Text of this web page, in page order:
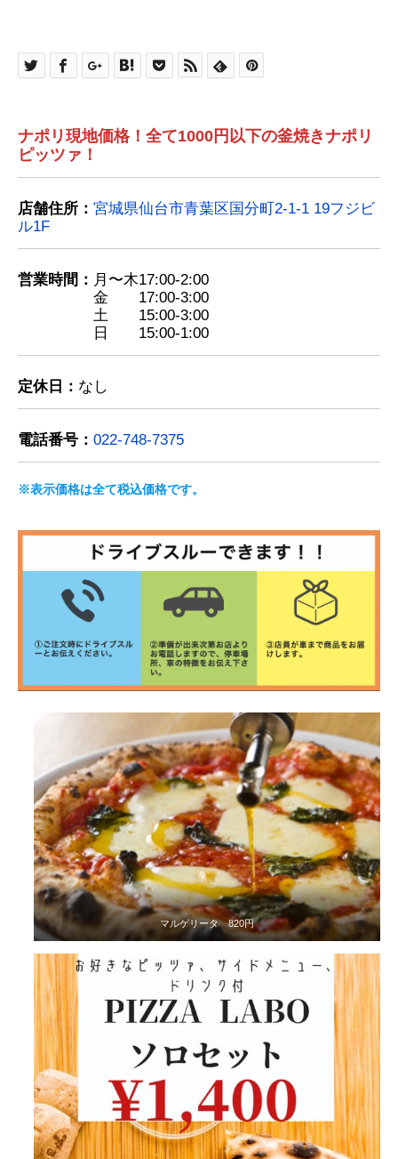
ナポリ現地価格！全て1000円以下の釜焼きナポリ
ピッツァ！
店舗住所： 宮城県仙台市青葉区国分町2-1-1 19フジビ
ル1F
営業時間： 月〜木17:00-2:00
金 17:00-3:00
土 15:00-3:00
日 15:00-1:00
定休日： なし
電話番号： 022-748-7375
※表示価格は全て税込価格です。
マルゲリータ 820円